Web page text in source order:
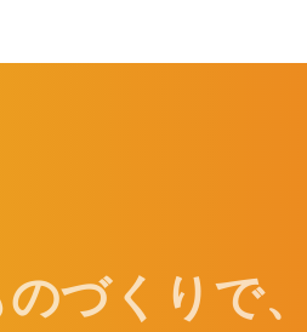
づくりで